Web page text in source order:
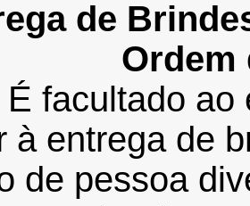
de
Ordem
É facultado ao
à entrega de
de pessoa